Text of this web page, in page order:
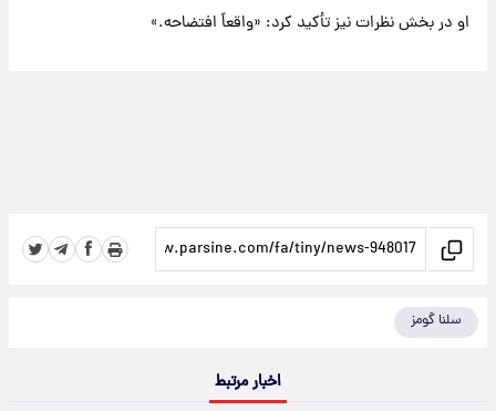
او در بخش نظرات نیز تأکید کرد: «واقعاً افتضاحه.»
سلنا گومز
اخبار مرتبط